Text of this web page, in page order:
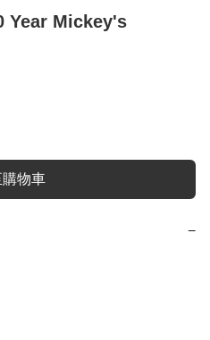
Year Mickey's
購物車
−